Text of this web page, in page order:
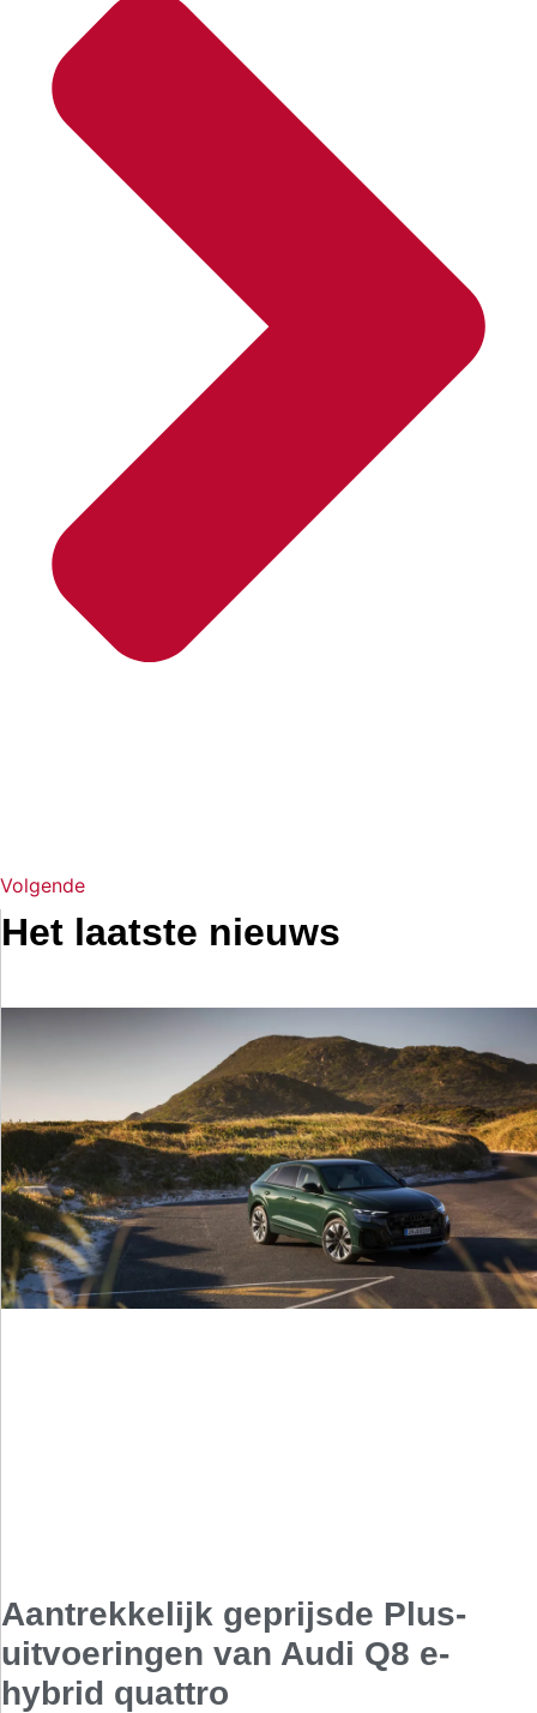
Volgende
Het laatste nieuws
Aantrekkelijk geprijsde Plus-
uitvoeringen van Audi Q8 e-
hybrid quattro